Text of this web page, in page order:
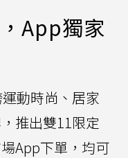
App獨家
動時尚、居家
推出雙11限定
App下單，均可